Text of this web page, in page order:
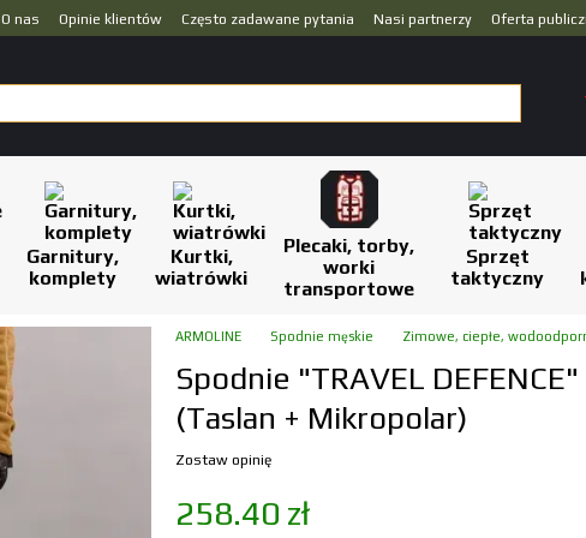
O nas Opinie klientów Często zadawane pytania Nasi partnerzy
Oferta
Garnitury,
komplety
Kurtki,
wiatrówki
Plecaki, torby,
worki
transportowe
Sprzęt
taktyczny
ARMOLINE Spodnie męskie Zimowe, ciepłe,
Spodnie "TRAVEL
(Taslan + Mikropolar)
Zostaw opinię
258.40 zł